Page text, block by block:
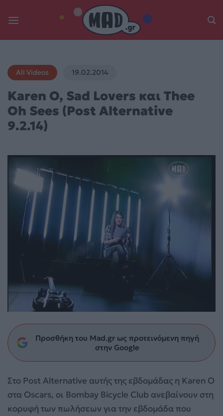
All Videos 19.02.2014
Karen O, Sad Lovers και Thee
Oh Sees (Post Alternative
9.2.14)
Προσθήκη του Mad.gr ως προτεινόμενη πηγή
στην Google
Στο Post Alternative αυτής της εβδομάδας η Karen O
στα Oscars, οι Bombay Bicycle Club ανεβαίνουν στη
κορυφή των πωλήσεων για την εβδομάδα που